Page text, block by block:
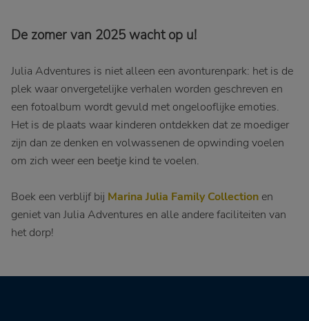
De zomer van 2025 wacht op u!
Julia Adventures is niet alleen een avonturenpark: het is de
plek waar onvergetelijke verhalen worden geschreven en
een fotoalbum wordt gevuld met ongelooflijke emoties.
Het is de plaats waar kinderen ontdekken dat ze moediger
zijn dan ze denken en volwassenen de opwinding voelen
om zich weer een beetje kind te voelen.
Boek een verblijf bij Marina Julia Family Collection en
geniet van Julia Adventures en alle andere faciliteiten van
het dorp!